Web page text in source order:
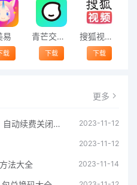
易
载
青芒交友软件官方版2021 v1.3
下载
搜狐视频app免费送会员下载安装到手机 v8.8.5
下载
更多
ToonMe怎么取消自动续费？自动续费关闭方法 2023-11-12
2023-11-12
法大全 2023-11-14